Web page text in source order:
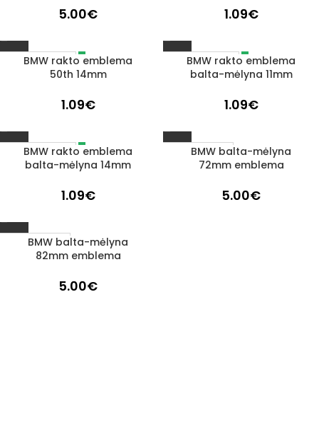
5.00€ 1.09€
IŠPARDUOTA
BMW rakto emblema
50th 14mm
1.09€
IŠPARDUOTA
BMW rakto emblema
balta-mėlyna 11mm
1.09€
IŠPARDUOTA
BMW rakto emblema
balta-mėlyna 14mm
1.09€
1–3 D. D.
BMW balta-mėlyna
72mm emblema
5.00€
1–3 D. D.
BMW balta-mėlyna
82mm emblema
5.00€